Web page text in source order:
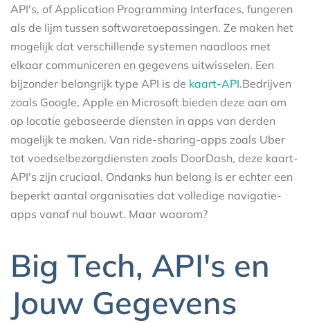
API's, of Application Programming Interfaces, fungeren
als de lijm tussen softwaretoepassingen. Ze maken het
mogelijk dat verschillende systemen naadloos met
elkaar communiceren en gegevens uitwisselen. Een
bijzonder belangrijk type API is de kaart-API.Bedrijven
zoals Google, Apple en Microsoft bieden deze aan om
op locatie gebaseerde diensten in apps van derden
mogelijk te maken. Van ride-sharing-apps zoals Uber
tot voedselbezorgdiensten zoals DoorDash, deze kaart-
API's zijn cruciaal. Ondanks hun belang is er echter een
beperkt aantal organisaties dat volledige navigatie-
apps vanaf nul bouwt. Maar waarom?
Big Tech, API's en
Jouw Gegevens